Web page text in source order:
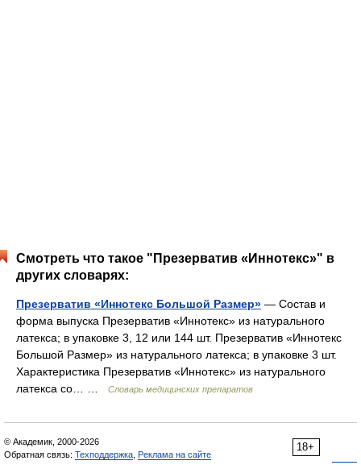
Смотреть что такое "Презерватив «Иннотекс»" в
других словарях:
Презерватив «Иннотекс Большой Размер» — Состав и
форма выпуска Презерватив «Иннотекс» из натурального
латекса; в упаковке 3, 12 или 144 шт. Презерватив «Иннотекс
Большой Размер» из натурального латекса; в упаковке 3 шт.
Характеристика Презерватив «Иннотекс» из натурального
латекса со… …
Словарь медицинских препаратов
18+
© Академик, 2000-2026
Обратная связь: Техподдержка Реклама на сайте